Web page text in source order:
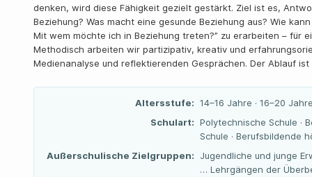
denken, wird diese Fähigkeit gezielt gestärkt. Ziel ist es,
Beziehung? Was macht eine gesunde Beziehung aus? Wie
Mit wem möchte ich in Beziehung treten?” zu erarbeiten – für
Methodisch arbeiten wir partizipativ, kreativ und
Medienanalyse und reflektierenden Gesprächen. Der Ablauf
Altersstufe: 14–16 Jahre · 16–20
Schulart: Polytechnische Schule ·
Schule · Berufsbildende
Außerschulische Zielgruppen:
Jugendliche und junge
… Lehrgängen der